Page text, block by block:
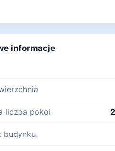
informacje
liczba pokoi
budynku